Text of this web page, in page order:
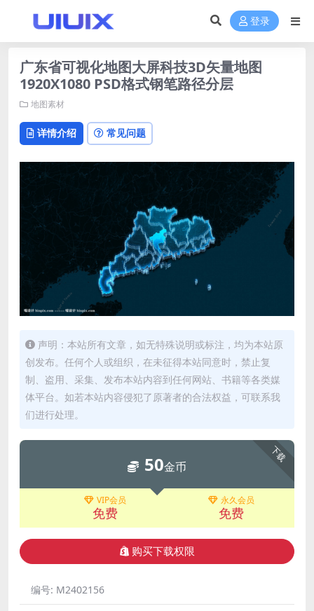
登录
广东省可视化地图大屏科技3D矢量地图
1920X1080 PSD格式钢笔路径分层
地图素材
详情介绍 常见问题
声明：本站所有文章，如无特殊说明或标注，均为本站原
创发布。任何个人或组织，在未征得本站同意时，禁止复
制、盗用、采集、发布本站内容到任何网站、书籍等各类媒
体平台。如若本站内容侵犯了原著者的合法权益，可联系我
们进行处理。
下载
50金币
VIP会员
免费
永久会员
免费
购买下载权限
编号: M2402156